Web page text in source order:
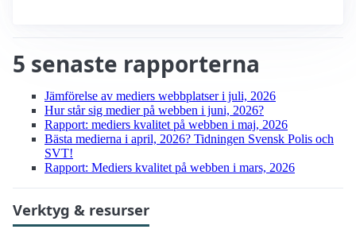
5 senaste rapporterna
Jämförelse av mediers webbplatser i juli, 2026
Hur står sig medier på webben i juni, 2026?
Rapport: mediers kvalitet på webben i maj, 2026
Bästa medierna i april, 2026? Tidningen Svensk Polis och
SVT!
Rapport: Mediers kvalitet på webben i mars, 2026
Verktyg & resurser